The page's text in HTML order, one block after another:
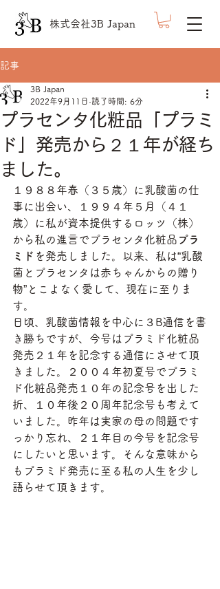
株式会社3B Japan
記事
プラセンタ化粧品「プラミ
ド」発売から２１年が経ち
ました。
3B Japan
2022年9月11日 読了時間: 6分
１９８８年春（３５歳）に乳酸菌の仕
事に出会い、１９９４年５月（４１
歳）に私が資本提供するロッツ（株）
から私の進言でプラセンタ化粧品 プラ
ミド を発売しました。以来、私は“乳酸
菌とプラセンタは赤ちゃんからの贈り
物”とこよなく愛して、現在に至りま
す。
日頃、乳酸菌情報を中心に３B通信を書
き勝ちですが、今号はプラミド化粧品
発売２１年を記念する通信にさせて頂
きました。２００４年初夏号でプラミ
ド化粧品発売１０年の記念号を出した
折、１０年後２０周年記念号も考えて
いました。昨年は実家の母の問題です
っかり忘れ、２１年目の今号を記念号
にしたいと思います。そんな意味から
もプラミド発売に至る私の人生を少し
語らせて頂きます。